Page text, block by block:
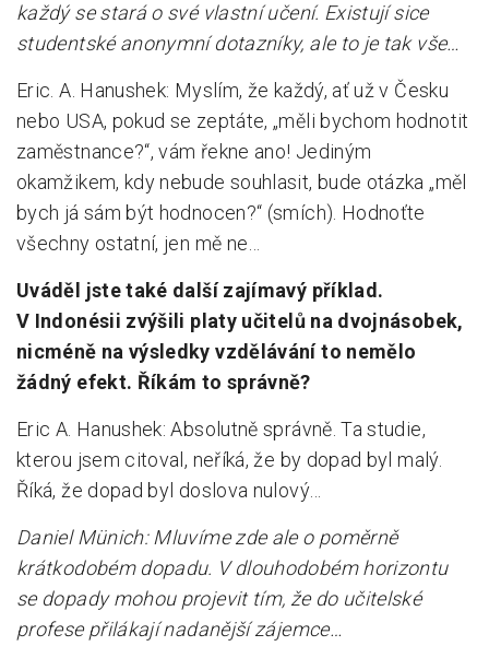
každý se stará o své vlastní učení. Existují sice
studentské anonymní dotazníky, ale to je tak vše…
Eric. A. Hanushek: Myslím, že každý, ať už v Česku
nebo USA, pokud se zeptáte, „měli bychom hodnotit
zaměstnance?“, vám řekne ano! Jediným
okamžikem, kdy nebude souhlasit, bude otázka „měl
bych já sám být hodnocen?“ (smích). Hodnoťte
všechny ostatní, jen mě ne…
Uváděl jste také další zajímavý příklad.
V Indonésii zvýšili platy učitelů na dvojnásobek,
nicméně na výsledky vzdělávání to nemělo
žádný efekt. Říkám to správně?
Eric A. Hanushek: Absolutně správně. Ta studie,
kterou jsem citoval, neříká, že by dopad byl malý.
Říká, že dopad byl doslova nulový…
Daniel Münich: Mluvíme zde ale o poměrně
krátkodobém dopadu. V dlouhodobém horizontu
se dopady mohou projevit tím, že do učitelské
profese přilákají nadanější zájemce…